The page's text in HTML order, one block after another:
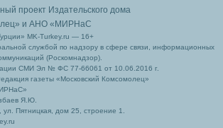
проект Издательского дома
и АНО «МИРНаС
MK-Turkey.ru — 16+
службой по надзору в сфере связи, информационных
(Роскомнадзор).
СМИ Эл № ФС 77-66061 от 10.06.2016 г.
газеты «Московский Комсомолец»
Я.Ю.
Пятницкая, дом 25, строение 1.